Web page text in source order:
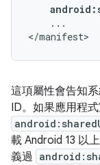
...
</manifest>
這項屬性會告知
ID。如果應用程
載 Android 13 以
義過